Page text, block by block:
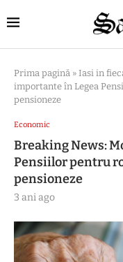
Prima pagină » Iasi in
importante în Legea
pensioneze
Economic
Breaking News:
Pensiilor pentru
pensioneze
3 ani ago